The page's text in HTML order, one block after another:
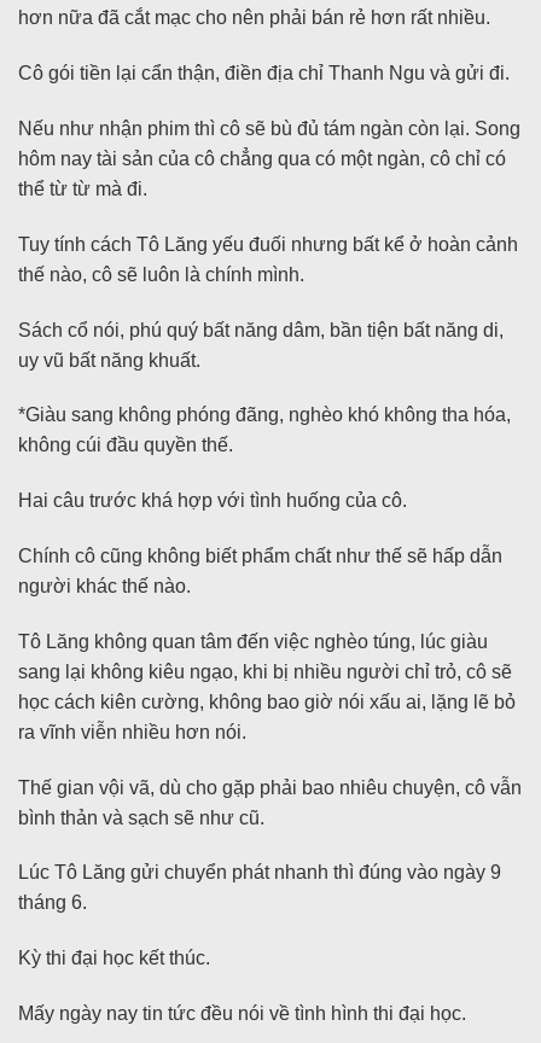
hơn nữa đã cắt mạc cho nên phải bán rẻ hơn rất nhiều.
Cô gói tiền lại cẩn thận, điền địa chỉ Thanh Ngu và gửi đi.
Nếu như nhận phim thì cô sẽ bù đủ tám ngàn còn lại. Song
hôm nay tài sản của cô chẳng qua có một ngàn, cô chỉ có
thể từ từ mà đi.
Tuy tính cách Tô Lăng yếu đuối nhưng bất kể ở hoàn cảnh
thế nào, cô sẽ luôn là chính mình.
Sách cổ nói, phú quý bất năng dâm, bần tiện bất năng di,
uy vũ bất năng khuất.
*Giàu sang không phóng đãng, nghèo khó không tha hóa,
không cúi đầu quyền thế.
Hai câu trước khá hợp với tình huống của cô.
Chính cô cũng không biết phẩm chất như thế sẽ hấp dẫn
người khác thế nào.
Tô Lăng không quan tâm đến việc nghèo túng, lúc giàu
sang lại không kiêu ngạo, khi bị nhiều người chỉ trỏ, cô sẽ
học cách kiên cường, không bao giờ nói xấu ai, lặng lẽ bỏ
ra vĩnh viễn nhiều hơn nói.
Thế gian vội vã, dù cho gặp phải bao nhiêu chuyện, cô vẫn
bình thản và sạch sẽ như cũ.
Lúc Tô Lăng gửi chuyển phát nhanh thì đúng vào ngày 9
tháng 6.
Kỳ thi đại học kết thúc.
Mấy ngày nay tin tức đều nói về tình hình thi đại học.